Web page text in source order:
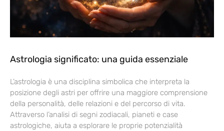
Astrologia significato: una guida essenziale
L’astrologia è una disciplina simbolica che interpreta la
posizione degli astri per offrire una maggiore comprensione
della personalità, delle relazioni e del percorso di vita.
Attraverso l’analisi di segni zodiacali, pianeti e case
astrologiche, aiuta a esplorare le proprie potenzialità